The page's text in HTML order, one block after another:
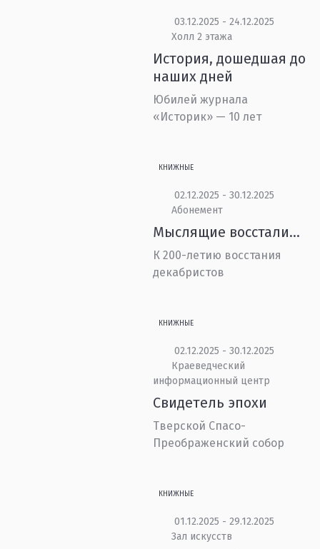
03.12.2025 - 24.12.2025
Холл 2 этажа
История, дошедшая до
наших дней
Юбилей журнала
«Историк» — 10 лет
КНИЖНЫЕ
02.12.2025 - 30.12.2025
Абонемент
Мыслящие восстали…
К 200-летию восстания
декабристов
КНИЖНЫЕ
02.12.2025 - 30.12.2025
Краеведческий
информационный центр
Свидетель эпохи
Тверской Спасо-
Преображенский собор
КНИЖНЫЕ
01.12.2025 - 29.12.2025
Зал искусств